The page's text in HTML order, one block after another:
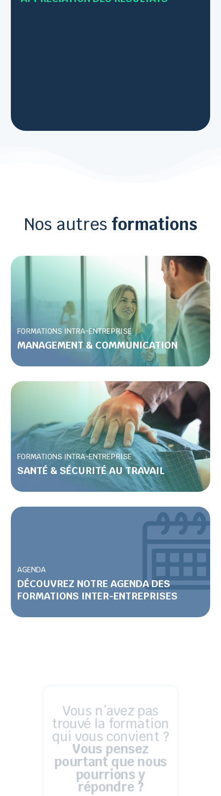
Nos autres formations
FORMATIONS INTRA-ENTREPRISE
MANAGEMENT & COMMUNICATION
FORMATIONS INTRA-ENTREPRISE
SANTÉ & SÉCURITÉ AU TRAVAIL
AGENDA
DÉCOUVREZ NOTRE AGENDA DES
FORMATIONS INTER-ENTREPRISES
Vous n’avez pas
trouvé la formation
qui vous convient ?
Vous pensez
pourtant que nous
pourrions y
répondre ?